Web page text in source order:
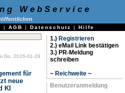
WebService
| AGB | Datenschutz | Hilfe
Do, 2026-01-29
für
neue
KI
1.) Registrieren
2.) eMail Link bestätigen
3.) PR-Meldung
schreiben
~ Reichweite ~
Benutzeranmeldung